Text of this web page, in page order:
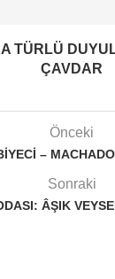
TÜRLÜ
ÇAVDAR
Önceki
–
Sonraki
ÂŞIK